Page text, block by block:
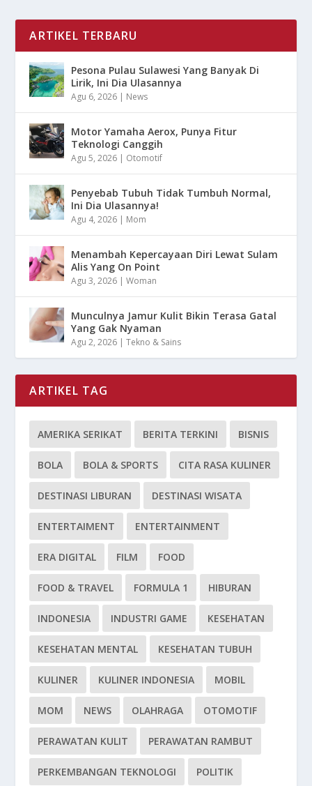
ARTIKEL TERBARU
Pesona Pulau Sulawesi Yang Banyak Di
Lirik, Ini Dia Ulasannya
Agu 6, 2026 | News
Motor Yamaha Aerox, Punya Fitur
Teknologi Canggih
Agu 5, 2026 | Otomotif
Penyebab Tubuh Tidak Tumbuh Normal,
Ini Dia Ulasannya!
Agu 4, 2026 | Mom
Menambah Kepercayaan Diri Lewat Sulam
Alis Yang On Point
Agu 3, 2026 |Woman
Munculnya Jamur Kulit Bikin Terasa Gatal
Yang Gak Nyaman
Agu 2, 2026 |Tekno & Sains
ARTIKEL TAG
AMERIKA SERIKAT BERITA TERKINI BISNIS
BOLA BOLA & SPORTS CITA RASA KULINER
DESTINASI LIBURAN DESTINASI WISATA
ENTERTAIMENT ENTERTAINMENT
ERA DIGITAL FILM FOOD
FOOD & TRAVEL FORMULA 1 HIBURAN
INDONESIA INDUSTRI GAME KESEHATAN
KESEHATAN MENTAL KESEHATAN TUBUH
KULINER KULINER INDONESIA MOBIL
MOM NEWS OLAHRAGA OTOMOTIF
PERAWATAN KULIT PERAWATAN RAMBUT
PERKEMBANGAN TEKNOLOGI POLITIK